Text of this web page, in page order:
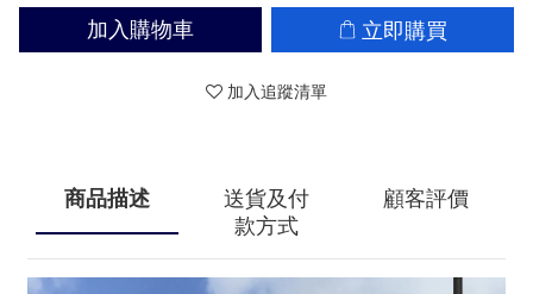
加入購物車 立即購買
加入追蹤清單
商品描述
送貨及付
款方式
顧客評價